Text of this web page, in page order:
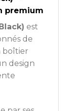
premium
est
de
boîtier
design